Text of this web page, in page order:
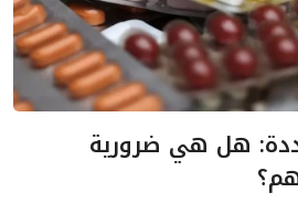
هل هي ضرورية